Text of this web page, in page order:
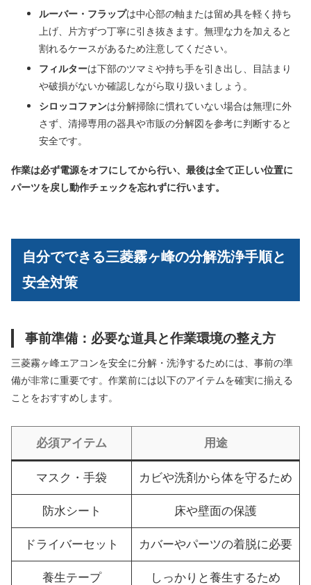
ルーバー・フラップは中心部の軸または留め具を軽く持ち
上げ、片方ずつ丁寧に引き抜きます。無理な力を加えると
割れるケースがあるため注意してください。
フィルターは下部のツマミや持ち手を引き出し、目詰まり
や破損がないか確認しながら取り扱いましょう。
シロッコファンは分解掃除に慣れていない場合は無理に外
さず、清掃専用の器具や市販の分解図を参考に判断すると
安全です。
作業は必ず電源をオフにしてから行い、最後は全て正しい位置に
パーツを戻し動作チェックを忘れずに行います。
自分でできる三菱霧ヶ峰の分解洗浄手順と
安全対策
事前準備：必要な道具と作業環境の整え方
三菱霧ヶ峰エアコンを安全に分解・洗浄するためには、事前の準
備が非常に重要です。作業前には以下のアイテムを確実に揃える
ことをおすすめします。
必須アイテム 用途
マスク・手袋 カビや洗剤から体を守るため
防水シート 床や壁面の保護
ドライバーセット カバーやパーツの着脱に必要
養生テープ しっかりと養生するため